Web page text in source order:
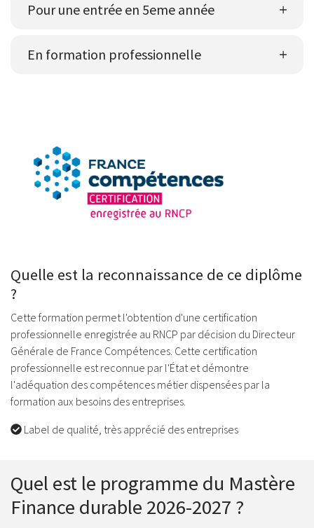
Pour une entrée en 5eme année
En formation professionnelle
Quelle est la reconnaissance de ce diplôme
?
Cette formation permet l'obtention d'une certification
professionnelle enregistrée au RNCP par décision du Directeur
Générale de France Compétences. Cette certification
professionnelle est reconnue par l'État et démontre
l'adéquation des compétences métier dispensées par la
formation aux besoins des entreprises.
Label de qualité, très apprécié des entreprises
Quel est le programme du Mastère
Finance durable 2026-2027 ?